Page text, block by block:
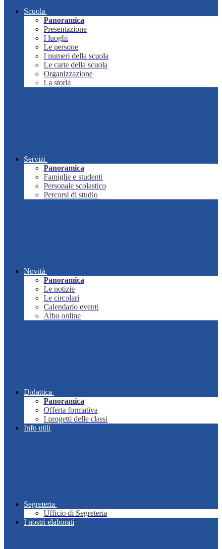
Scuola
Panoramica
Presentazione
I luoghi
Le persone
I numeri della scuola
Le carte della scuola
Organizzazione
La storia
Servizi
Panoramica
Famiglie e studenti
Personale scolastico
Percorsi di studio
Novità
Panoramica
Le notizie
Le circolari
Calendario eventi
Albo online
Didattica
Panoramica
Offerta formativa
I progetti delle classi
Info utili
Segreteria
Ufficio di Segreteria
I nostri elaborati